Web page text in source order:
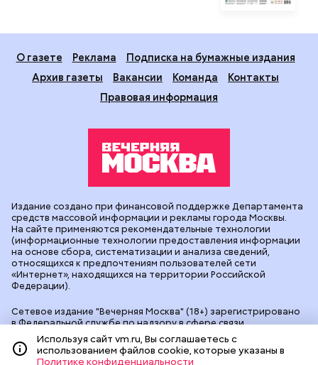
О газете Реклама
Подписка на бумажные издания
Архив газеты
Вакансии Команда
Контакты
Правовая информация
Сетевое издание "Вечерняя Москва" (18+) зарегистрировано
в Федеральной службе по надзору в сфере связи,
информационных технологий и массовых коммуникаций
(Роскомнадзор). Свидетельство о регистрации ЭЛ № ФС 77 -
90524 от 09.12.2025. Учредитель: АО "Редакция газеты
Издание создано при финансовой поддержке Департамента
средств массовой информации и рекламы города Москвы.
На сайте применяются рекомендательные технологии
(информационные технологии предоставления информации
на основе сбора, систематизации и анализа сведений,
относящихся к предпочтениям пользователей сети
«Интернет», находящихся на территории Российской
Федерации).
Используя сайт vm.ru, Вы соглашаетесь с
использованием файлов cookie, которые указаны в
Политике конфиденциальности